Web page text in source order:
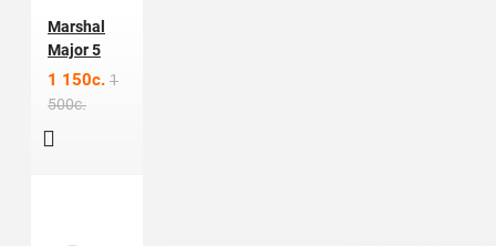
Marshal
Major 5
1 150c. 1
500c.